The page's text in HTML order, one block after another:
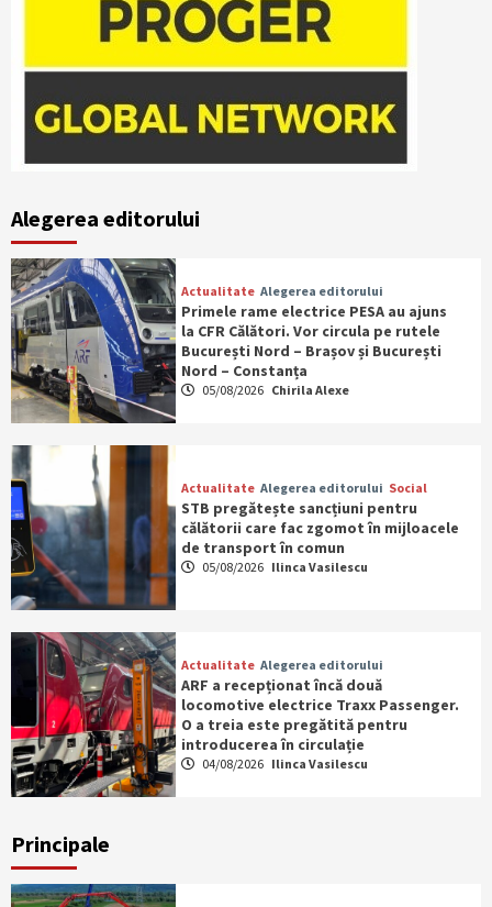
Alegerea editorului
Actualitate Alegerea editorului
Primele rame electrice PESA au ajuns
la CFR Călători. Vor circula pe rutele
București Nord – Brașov și București
Nord – Constanța
05/08/2026 Chirila Alexe
Actualitate Alegerea editorului Social
STB pregătește sancțiuni pentru
călătorii care fac zgomot în mijloacele
de transport în comun
05/08/2026 Ilinca Vasilescu
Actualitate Alegerea editorului
ARF a recepționat încă două
locomotive electrice Traxx Passenger.
O a treia este pregătită pentru
introducerea în circulație
04/08/2026 Ilinca Vasilescu
Principale